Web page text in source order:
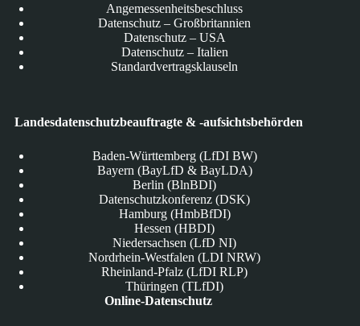
Angemessenheitsbeschluss
Datenschutz – Großbritannien
Datenschutz – USA
Datenschutz – Italien
Standardvertragsklauseln
Landesdatenschutzbeauftragte & -aufsichtsbehörden
Baden-Württemberg (LfDI BW)
Bayern (BayLfD & BayLDA)
Berlin (BlnBDI)
Datenschutzkonferenz (DSK)
Hamburg (HmbBfDI)
Hessen (HBDI)
Niedersachsen (LfD NI)
Nordrhein-Westfalen (LDI NRW)
Rheinland-Pfalz (LfDI RLP)
Thüringen (TLfDI)
Online-Datenschutz